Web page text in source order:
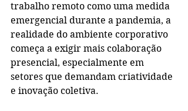
trabalho remoto como uma medida
emergencial durante a pandemia, a
realidade do ambiente corporativo
começa a exigir mais colaboração
presencial, especialmente em
setores que demandam criatividade
e inovação coletiva.